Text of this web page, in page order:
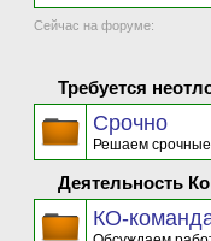
Сейчас на форуме:
Требуется
Срочно
Решаем
Деятельность
КО-